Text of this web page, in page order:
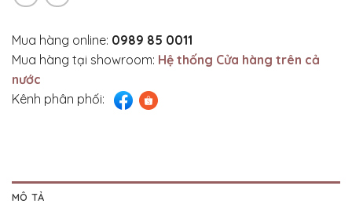
Mua hàng online: 0989 85 0011
Mua hàng tại showroom: Hệ thống Cửa hàng trên cả
nước
Kênh phân phối:
MÔ TẢ